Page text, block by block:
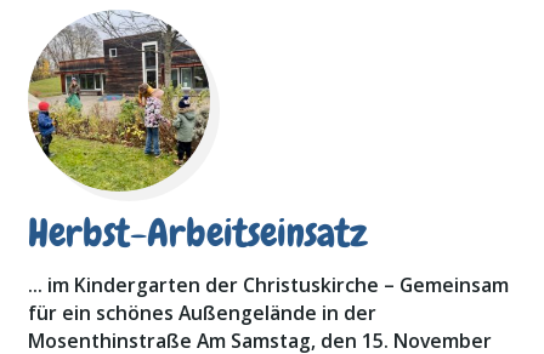
Herbst-Arbeitseinsatz
… im Kindergarten der Christuskirche – Gemeinsam
für ein schönes Außengelände in der
Mosenthinstraße Am Samstag, den 15. November